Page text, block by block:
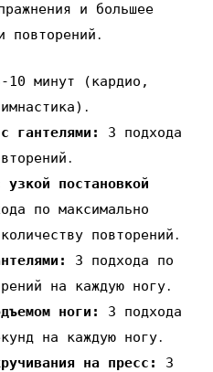
и большее
повторений․
10 минут (кардио‚
гантелями:
3 подхода
узкой постановкой
по максимально
повторений․
3 подхода по
на каждую ногу․
ноги:
3 подхода
на каждую ногу․
на пресс:
3